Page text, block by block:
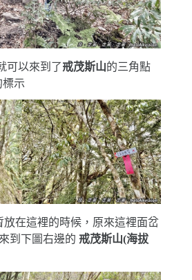
可以來到了戒茂斯山的三角點
標示
在這裡的時候，原來這裡面岔
到下圖右邊的 戒茂斯山(海拔